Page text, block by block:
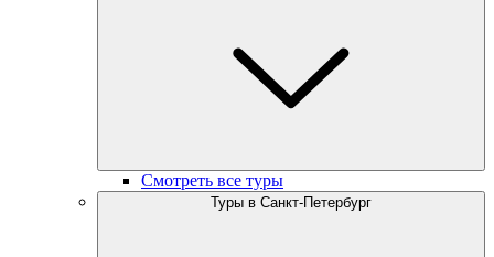
Смотреть все туры
Туры в Санкт-Петербург